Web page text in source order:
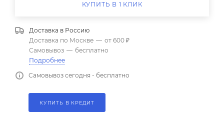
КУПИТЬ В 1 КЛИК
Доставка в Россию
Доставка по Москве — от 600 ₽
Самовывоз — бесплатно
Подробнее
Самовывоз сегодня - бесплатно
КУПИТЬ В КРЕДИТ